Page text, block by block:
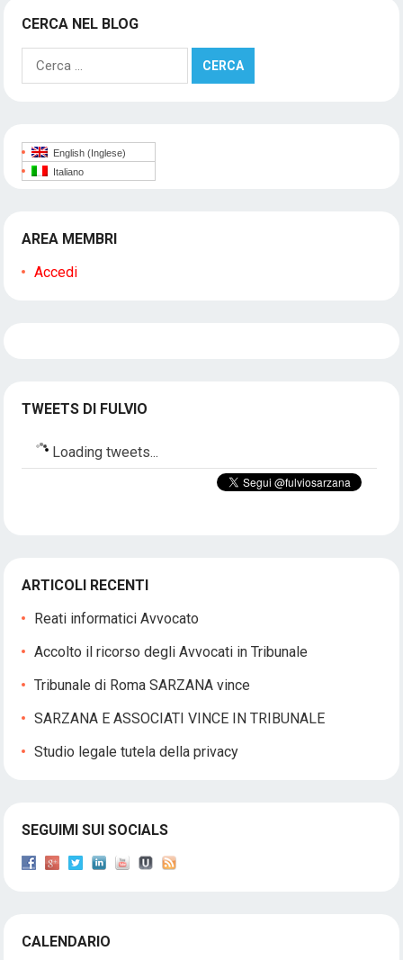
CERCA NEL BLOG
Ricerca
per:
English (Inglese)
Italiano
AREA MEMBRI
Accedi
TWEETS DI FULVIO
Loading tweets...
ARTICOLI RECENTI
Reati informatici Avvocato
Accolto il ricorso degli Avvocati in Tribunale
Tribunale di Roma SARZANA vince
SARZANA E ASSOCIATI VINCE IN TRIBUNALE
Studio legale tutela della privacy
SEGUIMI SUI SOCIALS
CALENDARIO